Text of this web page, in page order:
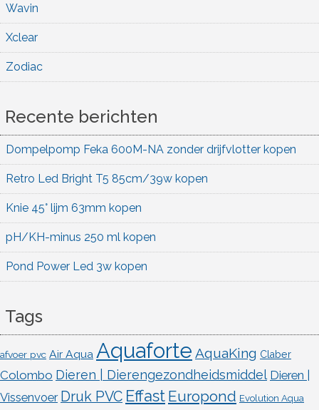
Wavin
Xclear
Zodiac
Recente berichten
Dompelpomp Feka 600M-NA zonder drijfvlotter kopen
Retro Led Bright T5 85cm/39w kopen
Knie 45° lijm 63mm kopen
pH/KH-minus 250 ml kopen
Pond Power Led 3w kopen
Tags
afvoer pvc Air Aqua Aquaforte AquaKing Claber
Colombo Dieren | Dierengezondheidsmiddel Dieren |
Vissenvoer Druk PVC Effast Europond Evolution Aqua